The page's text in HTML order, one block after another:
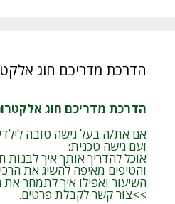
הדרכת מדריכם חוג
הדרכת מדריכם חוג
אם את/ה בעל גישה טובה
ועם גישה טכנית:
אוכל להדריך אותך איך לבנות
והטיפים מאיפה להשיג את
השיעור ואפילו איך לתמחר את
>>צור קשר לקבלת פרטים.